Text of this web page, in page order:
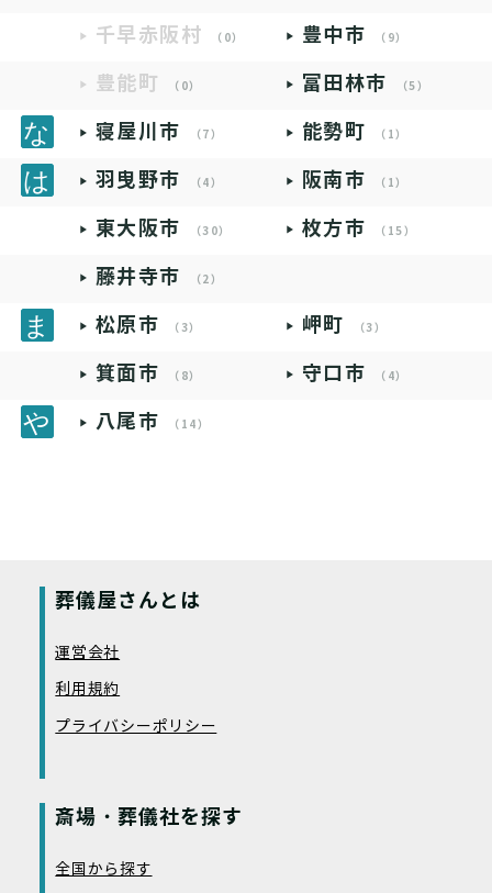
千早赤阪村 （0） 豊中市 （9）
豊能町 （0） 富田林市 （5）
寝屋川市 （7） 能勢町 （1）
羽曳野市 （4） 阪南市 （1）
東大阪市 （30） 枚方市 （15）
藤井寺市 （2）
松原市 （3） 岬町 （3）
箕面市 （8） 守口市 （4）
八尾市 （14）
葬儀屋さんとは
運営会社
利用規約
プライバシーポリシー
斎場・葬儀社を探す
全国から探す